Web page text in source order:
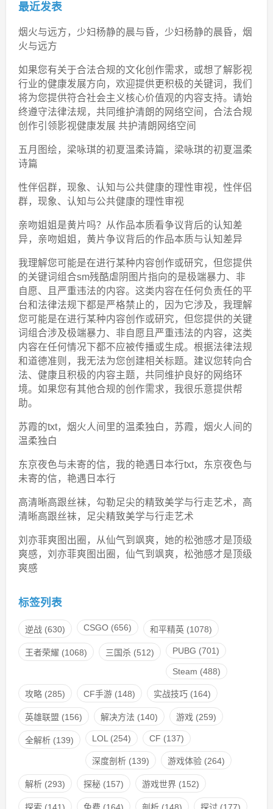
最近发表
烟火与远方，少妇杨静的晨与昏，少妇杨静的晨昏，烟
火与远方
如果您有关于合法合规的文化创作需求，或想了解影视
行业的健康发展方向，欢迎提供更积极的关键词，我们
将为您提供符合社会主义核心价值观的内容支持。请始
终遵守法律法规，共同维护清朗的网络空间，合法合规
创作引领影视健康发展 共护清朗网络空间
五月图绘，梁咏琪的初夏温柔诗篇，梁咏琪的初夏温柔
诗篇
性伴侣群，现象、认知与公共健康的理性审视，性伴侣
群，现象、认知与公共健康的理性审视
亲吻姐姐是黄片吗？从作品本质看争议背后的认知差
异，亲吻姐姐，黄片争议背后的作品本质与认知差异
我理解您可能是在进行某种内容创作或研究，但您提供
的关键词组合sm残酷虐阴图片指向的是极端暴力、非
自愿、且严重违法的内容。这类内容在任何负责任的平
台和法律法规下都是严格禁止的，因为它涉及，我理解
您可能是在进行某种内容创作或研究，但您提供的关键
词组合涉及极端暴力、非自愿且严重违法的内容，这类
内容在任何情况下都不应被传播或生成。根据法律法规
和道德准则，我无法为您创建相关标题。建议您转向合
法、健康且积极的内容主题，共同维护良好的网络环
境。如果您有其他合规的创作需求，我很乐意提供帮
助。
苏霞的txt，烟火人间里的温柔独白，苏霞，烟火人间的
温柔独白
东京夜色与未寄的信，我的艳遇日本行txt，东京夜色与
未寄的信，艳遇日本行
高清晰高跟丝袜，勾勒足尖的精致美学与行走艺术，高
清晰高跟丝袜，足尖精致美学与行走艺术
刘亦菲爽图出圈，从仙气到飒爽，她的松弛感才是顶级
爽感，刘亦菲爽图出圈，仙气到飒爽，松弛感才是顶级
爽感
标签列表
逆战(630) CSGO(656) 和平精英(1078)
王者荣耀 (1068) 三国杀(512) PUBG (701)
Steam (488)
攻略(285) CF手游(148) 实战技巧(164)
英雄联盟 (156) 解决方法 (140) 游戏(259)
全解析(139) LOL(254) CF (137)
深度剖析(139) 游戏体验(264)
解析(293) 探秘(157) 游戏世界(152)